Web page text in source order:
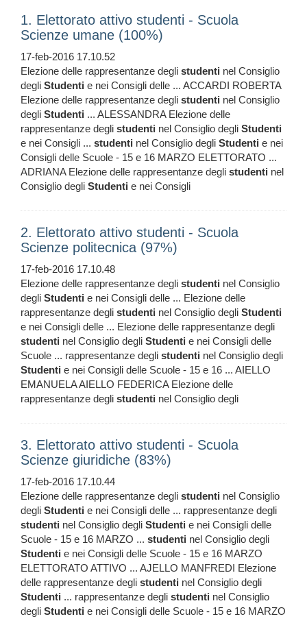
1. Elettorato attivo studenti - Scuola
Scienze umane (100%)
17-feb-2016 17.10.52
Elezione delle rappresentanze degli studenti nel Consiglio
degli Studenti e nei Consigli delle ... ACCARDI ROBERTA
Elezione delle rappresentanze degli studenti nel Consiglio
degli Studenti ... ALESSANDRA Elezione delle
rappresentanze degli studenti nel Consiglio degli Studenti
e nei Consigli ... studenti nel Consiglio degli Studenti e nei
Consigli delle Scuole - 15 e 16 MARZO ELETTORATO ...
ADRIANA Elezione delle rappresentanze degli studenti nel
Consiglio degli Studenti e nei Consigli
2. Elettorato attivo studenti - Scuola
Scienze politecnica (97%)
17-feb-2016 17.10.48
Elezione delle rappresentanze degli studenti nel Consiglio
degli Studenti e nei Consigli delle ... Elezione delle
rappresentanze degli studenti nel Consiglio degli Studenti
e nei Consigli delle ... Elezione delle rappresentanze degli
studenti nel Consiglio degli Studenti e nei Consigli delle
Scuole ... rappresentanze degli studenti nel Consiglio degli
Studenti e nei Consigli delle Scuole - 15 e 16 ... AIELLO
EMANUELA AIELLO FEDERICA Elezione delle
rappresentanze degli studenti nel Consiglio degli
3. Elettorato attivo studenti - Scuola
Scienze giuridiche (83%)
17-feb-2016 17.10.44
Elezione delle rappresentanze degli studenti nel Consiglio
degli Studenti e nei Consigli delle ... rappresentanze degli
studenti nel Consiglio degli Studenti e nei Consigli delle
Scuole - 15 e 16 MARZO ... studenti nel Consiglio degli
Studenti e nei Consigli delle Scuole - 15 e 16 MARZO
ELETTORATO ATTIVO ... AJELLO MANFREDI Elezione
delle rappresentanze degli studenti nel Consiglio degli
Studenti ... rappresentanze degli studenti nel Consiglio
degli Studenti e nei Consigli delle Scuole - 15 e 16 MARZO